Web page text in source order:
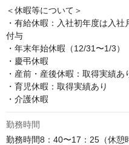
＜休暇等について＞
・有給休暇：入社初年度は入
付与
・年末年始休暇（12/31〜1/3）
・慶弔休暇
・産前・産後休暇：取得実績あ
・育児休暇：取得実績あり
・介護休暇
勤務時間
勤務時間8：40〜17：25（休憩